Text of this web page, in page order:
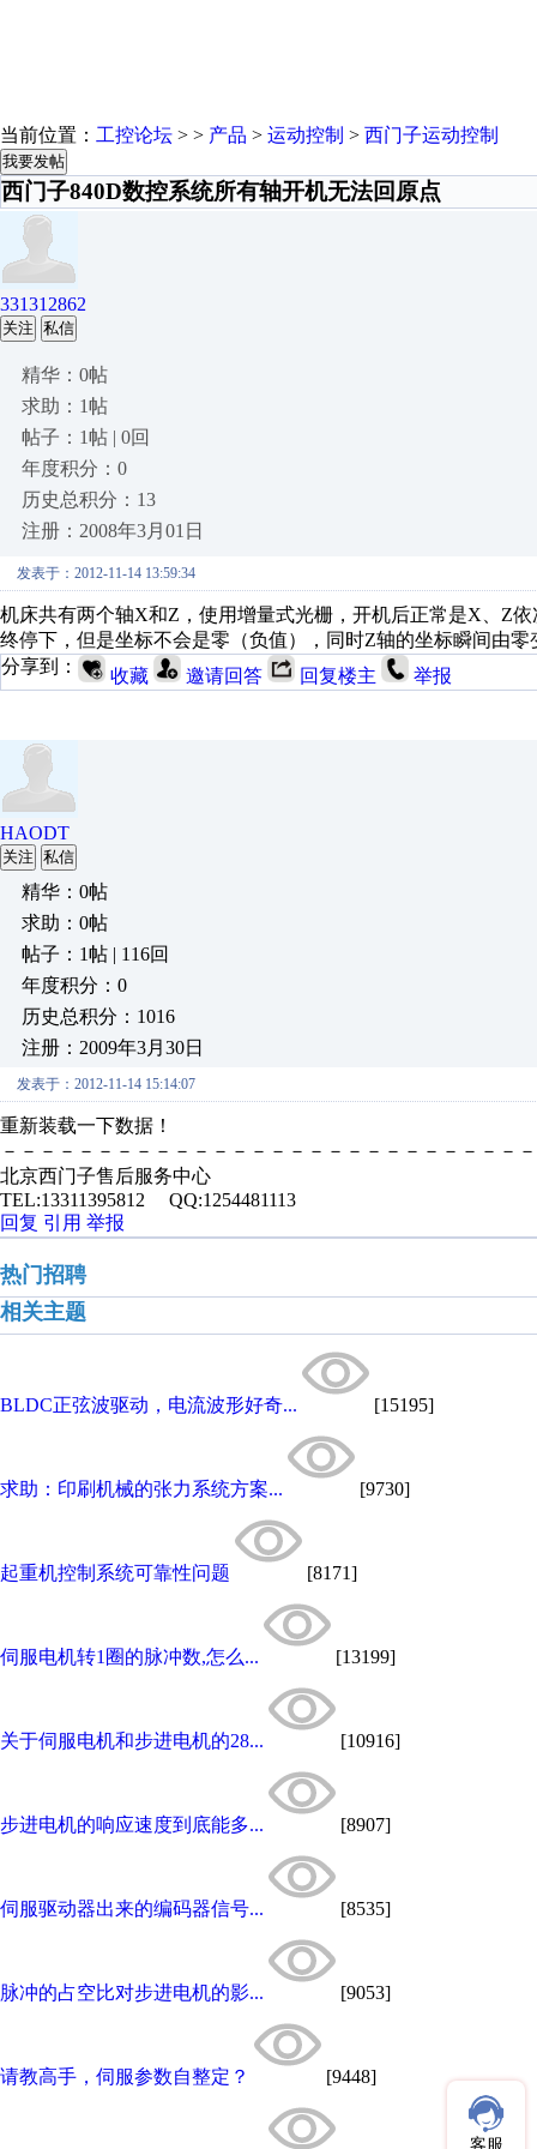
当前位置： 工控论坛 > > 产品 > 运动控制 > 西门子运动控制
我要发帖
西门子840D数控系统所有轴开机无法回原点
331312862
关注 私信
精华：0帖
求助：1帖
帖子：1帖 | 0回
年度积分：0
历史总积分：13
注册：2008年3月01日
发表于：2012-11-14 13:59:34
机床共有两个轴X和Z，使用增量式光栅，开机后正常是X、Z
终停下，但是坐标不会是零（负值），同时Z轴的坐标瞬间由
分享到：
收藏 邀请回答 回复楼主 举报
HAODT
关注 私信
精华：0帖
求助：0帖
帖子：1帖 | 116回
年度积分：0
历史总积分：1016
注册：2009年3月30日
发表于：2012-11-14 15:14:07
重新装载一下数据！
－－－－－－－－－－－－－－－－－－－－－－－－－－－
北京西门子售后服务中心
TEL:13311395812 QQ:1254481113
回复 引用 举报
热门招聘
相关主题
BLDC正弦波驱动，电流波形好奇... [15195]
求助：印刷机械的张力系统方案... [9730]
起重机控制系统可靠性问题 [8171]
伺服电机转1圈的脉冲数,怎么... [13199]
关于伺服电机和步进电机的28... [10916]
步进电机的响应速度到底能多... [8907]
伺服驱动器出来的编码器信号... [8535]
脉冲的占空比对步进电机的影... [9053]
请教高手，伺服参数自整定？ [9448]
客服